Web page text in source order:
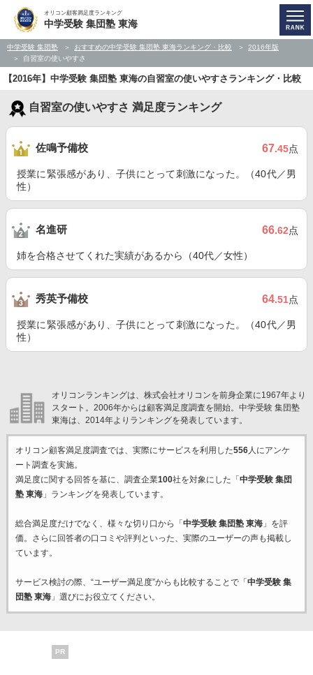
オリコン顧客満足度ランキング
中学受験 集団塾 東海
中学受験 集団塾 おすすめの中学受験 集団塾 東海ランキング・比較
2016年版
自習室の使いやすさ
【2016年】中学受験 集団塾 東海の自習室の使いやすさランキング・比較
自習室の使いやすさ 満足度ランキング
佐鳴予備校 67.45点
授業に緊張感があり、子供にとって刺激になった。（40代／男
性）
名進研 66.62点
姉を合格させてくれた実績があるから（40代／女性）
秀英予備校 64.51点
授業に緊張感があり、子供にとって刺激になった。（40代／男
性）
オリコンランキングは、株式会社オリコンを前身企業に1967年より
スタート。2006年からは顧客満足度調査を開始。中学受験 集団塾
東海は、2014年よりランキングを発表しています。
オリコン顧客満足度調査では、実際にサービスを利用した556人にアンケ
ート調査を実施。
満足度に関する回答を基に、調査企業100社を対象にした「 中学受験 集団
塾 東海」ランキングを発表しています。
総合満足度だけでなく、様々な切り口から「 中学受験 集団塾 東海」を評
価。さらに回答者の口コミや評判といった、実際のユーザーの声も掲載し
ています。
サービス検討の際、“ユーザー満足度”からも比較することで「 中学受験 集
団塾 東海」選びにお役立てください。
PR